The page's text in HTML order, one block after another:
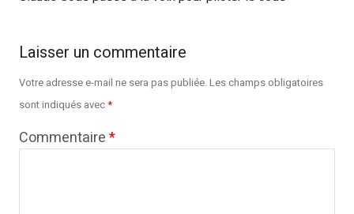
Laisser un commentaire
Votre adresse e-mail ne sera pas publiée.Les champs obligatoires
sont indiqués avec*
Commentaire*